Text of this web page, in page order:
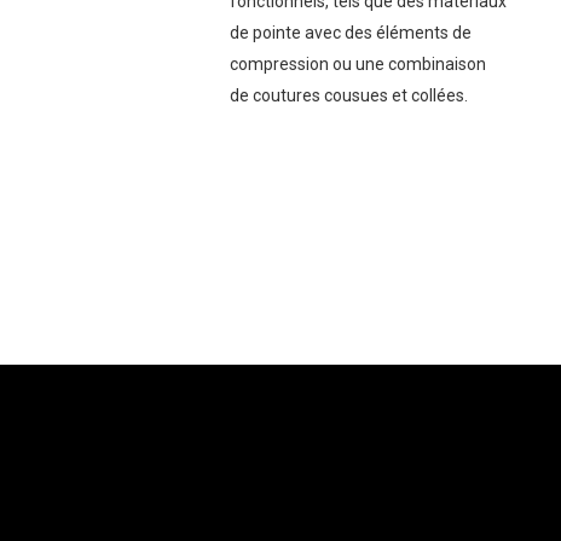
de pointe avec des éléments de
compression ou une combinaison
de coutures cousues et collées.